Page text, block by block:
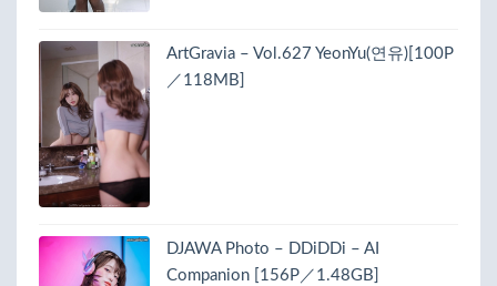
ArtGravia – Vol.627 YeonYu(연유)[100P
／118MB]
DJAWA Photo – DDiDDi – AI
Companion [156P／1.48GB]